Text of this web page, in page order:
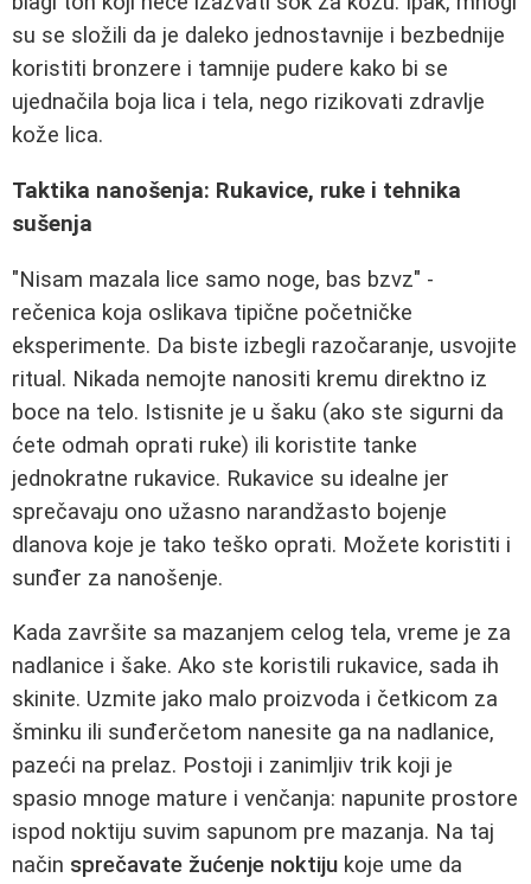
su se složili da je daleko jednostavnije i bezbednije
koristiti bronzere i tamnije pudere kako bi se
ujednačila boja lica i tela, nego rizikovati zdravlje
kože lica.
Taktika nanošenja: Rukavice, ruke i tehnika
sušenja
"Nisam mazala lice samo noge, bas bzvz" -
rečenica koja oslikava tipične početničke
eksperimente. Da biste izbegli razočaranje, usvojite
ritual. Nikada nemojte nanositi kremu direktno iz
boce na telo. Istisnite je u šaku (ako ste sigurni da
ćete odmah oprati ruke) ili koristite tanke
jednokratne rukavice. Rukavice su idealne jer
sprečavaju ono užasno narandžasto bojenje
dlanova koje je tako teško oprati. Možete koristiti i
sunđer za nanošenje.
Kada završite sa mazanjem celog tela, vreme je za
nadlanice i šake. Ako ste koristili rukavice, sada ih
skinite. Uzmite jako malo proizvoda i četkicom za
šminku ili sunđerčetom nanesite ga na nadlanice,
pazeći na prelaz. Postoji i zanimljiv trik koji je
spasio mnoge mature i venčanja: napunite prostore
ispod noktiju suvim sapunom pre mazanja. Na taj
način sprečavate žućenje noktiju koje ume da